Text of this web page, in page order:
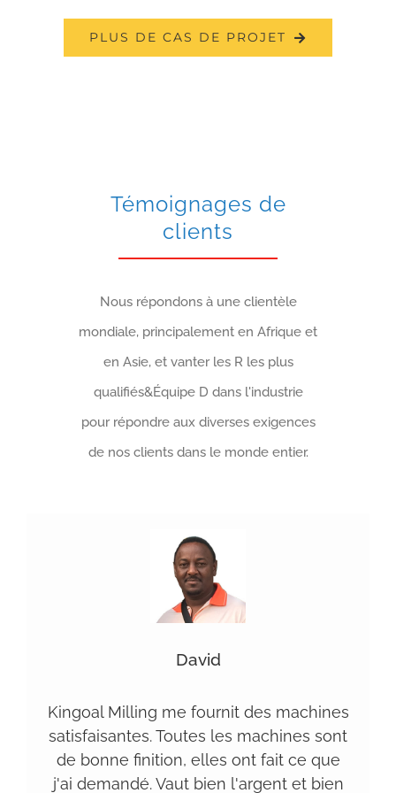
PLUS DE CAS DE PROJET
Témoignages de
clients
Nous répondons à une clientèle
mondiale, principalement en Afrique et
en Asie, et vanter les R les plus
qualifiés&Équipe D dans l'industrie
pour répondre aux diverses exigences
de nos clients dans le monde entier.
David
Kingoal Milling me fournit des machines
satisfaisantes. Toutes les machines sont
de bonne finition, elles ont fait ce que
j'ai demandé. Vaut bien l'argent et bien
Daniel
avec Kingoal Milling. Ils offrent un
service professionnel, chaque fois que
nous avons des questions, ils sont prêts
Néja
fournisseur. Un bon fournisseur peut
fournir des machines de qualité stable
et un prix d'usine, qui nous aident à